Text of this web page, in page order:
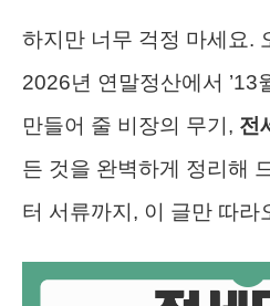
하지만 너무 걱정 마세요.
2026년 연말정산에서 ’13
만들어 줄 비장의 무기, 전
든 것을 완벽하게 정리해
터 서류까지, 이 글만 따라